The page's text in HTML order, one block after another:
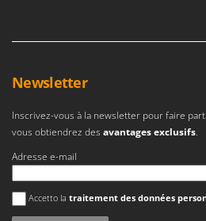
Newsletter
Inscrivez-vous à la newsletter pour faire
vous obtiendrez des avantages exclusifs.
Adresse e-mail
Une erreur est survenue
Accetto la traitement des données